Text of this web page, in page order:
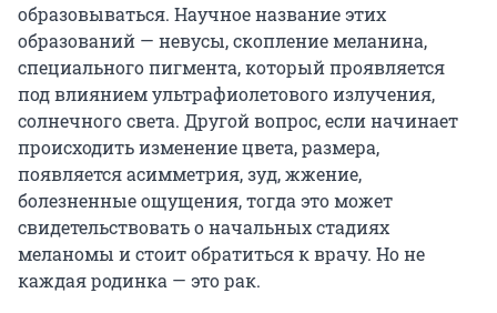
образовываться. Научное название этих
образований — невусы, скопление меланина,
специального пигмента, который проявляется
под влиянием ультрафиолетового излучения,
солнечного света. Другой вопрос, если начинает
происходить изменение цвета, размера,
появляется асимметрия, зуд, жжение,
болезненные ощущения, тогда это может
свидетельствовать о начальных стадиях
меланомы и стоит обратиться к врачу. Но не
каждая родинка — это рак.